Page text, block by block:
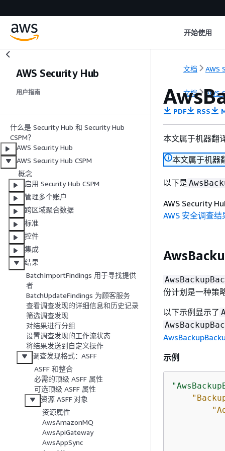
开始使用
AWS Security Hub
用户指南
什么是 Security Hub 和 Security Hub
CSPM？
AWS Security Hub
AWS Security Hub CSPM
概念
启用 Security Hub CSPM
管理多个账户
跨区域聚合数据
标准
控件
集成
结果
BatchImportFindings 用于寻找提供
者
BatchUpdateFindings 为顾客服务
查看调查发现的详细信息和历史记录
筛选调查发现
对结果进行分组
设置调查发现的工作流状态
将结果发送到自定义操作
调查发现格式：ASFF
ASFF 和整合
必需的顶级 ASFF 属性
可选顶级 ASFF 属性
资源 ASFF 对象
资源属性
AwsAmazonMQ
AwsApiGateway
AwsAppSync
文档 AWS
文档 AWS
PDF RSS
本文属于机器翻
本文属于机器
以下是
AWS Security
AWS 安全调查结
份计划是一种策
以下示例显示了
示例